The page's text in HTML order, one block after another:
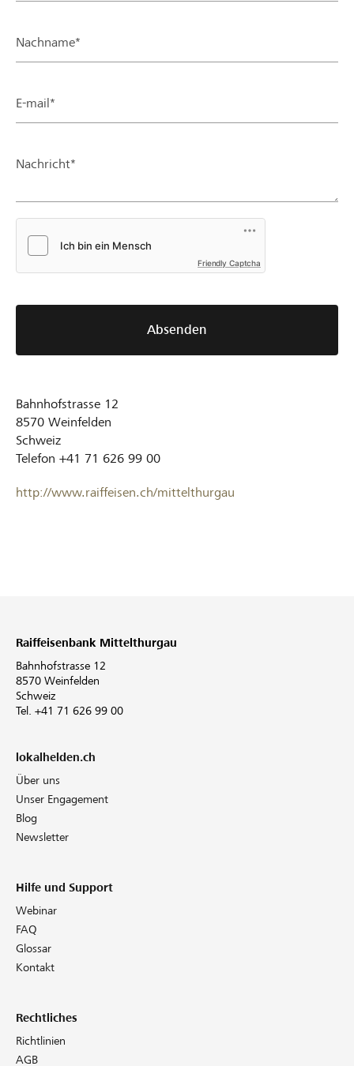
Nachname*
E-mail*
Nachricht*
Friendly Captcha
Absenden
Bahnhofstrasse 12
8570 Weinfelden
Schweiz
Telefon +41 71 626 99 00
http://www.raiffeisen.ch/mittelthurgau
Raiffeisenbank Mittelthurgau
Bahnhofstrasse 12
8570 Weinfelden
Schweiz
Tel. +41 71 626 99 00
lokalhelden.ch
Über uns
Unser Engagement
Blog
Newsletter
Hilfe und Support
Webinar
FAQ
Glossar
Kontakt
Rechtliches
Richtlinien
AGB